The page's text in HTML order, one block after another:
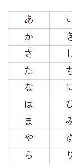
あ
か
さ
た
な
は
ま
や
ら
り